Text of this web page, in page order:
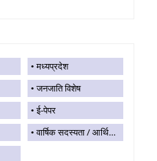
मध्यप्रदेश
जनजाति विशेष
ई-पेपर
वार्षिक सदस्यता / आर्थिक सहयोग